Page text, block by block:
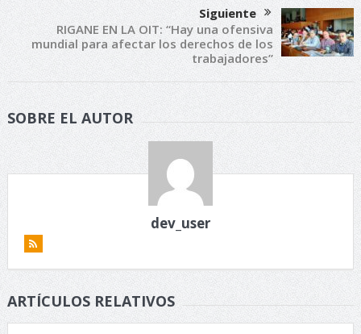
Siguiente
RIGANE EN LA OIT: “Hay una ofensiva
mundial para afectar los derechos de los
trabajadores”
SOBRE EL AUTOR
dev_user
ARTÍCULOS RELATIVOS